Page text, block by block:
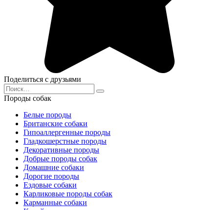
Поделиться с друзьями
Search
for:
Породы собак
Белые породы
Британские собаки
Гипоаллергенные породы
Гладкошерстные породы
Декоративные породы
Добрые породы собак
Домашние собаки
Дорогие породы
Ездовые собаки
Карликовые породы собак
Карманные собаки